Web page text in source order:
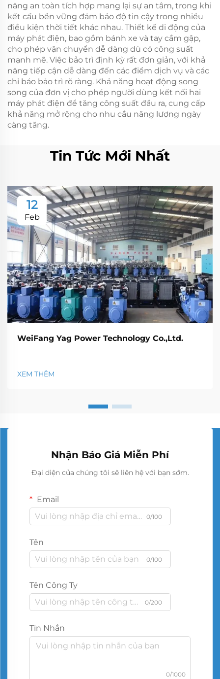
năng an toàn tích hợp mang lại sự an tâm, trong khi
kết cấu bền vững đảm bảo độ tin cậy trong nhiều
điều kiện thời tiết khác nhau. Thiết kế di động của
máy phát điện, bao gồm bánh xe và tay cầm gập,
cho phép vận chuyển dễ dàng dù có công suất
mạnh mẽ. Việc bảo trì định kỳ rất đơn giản, với khả
năng tiếp cận dễ dàng đến các điểm dịch vụ và các
chỉ báo bảo trì rõ ràng. Khả năng hoạt động song
song của đơn vị cho phép người dùng kết nối hai
máy phát điện để tăng công suất đầu ra, cung cấp
khả năng mở rộng cho nhu cầu năng lượng ngày
càng tăng.
Tin Tức Mới Nhất
12
Feb
WeiFang Yag Power Technology Co.,Ltd.
XEM THÊM
Nhận Báo Giá Miễn Phí
Đại diện của chúng tôi sẽ liên hệ với bạn sớm.
Email
0/100
Tên
0/100
Tên Công Ty
0/200
Tin Nhắn
0/1000